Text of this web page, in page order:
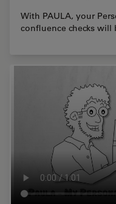
With PAULA, your
confluence checks